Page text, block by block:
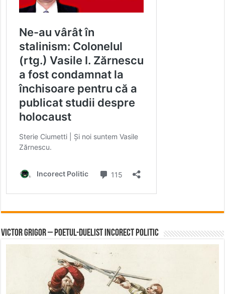
Victor Grigor – Poetul-Duelist Incorect Politic